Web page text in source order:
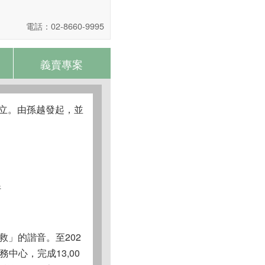
電話：02-8660-9995
義賣專案
。由孫越發起，並
」的諧音。至202
中心，完成13,00